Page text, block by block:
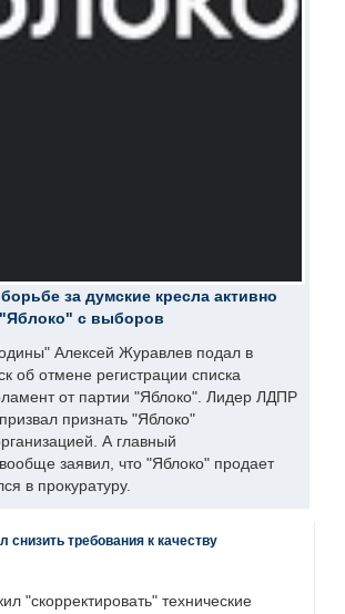
за думские кресла активно
с выборов
Алексей Журавлев подал в
об отмене регистрации списка
от партии "Яблоко". Лидер ЛДПР
признать "Яблоко"
А главный
заявил, что "Яблоко" продает
в прокуратуру.
снизить требования к качеству
"скорректировать" технические